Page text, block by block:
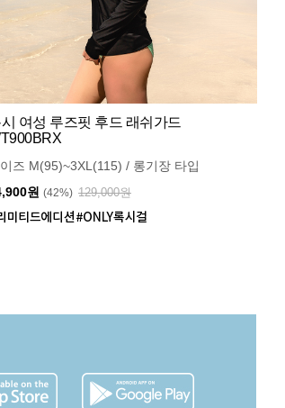
여성 루즈핏 후드 래쉬가드
즈 M(95)~3XL(115) / 롱기장 타입
원 (42%) 129,000원